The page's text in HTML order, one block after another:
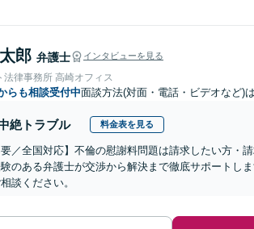
郎 弁護士 インタビューを見る
法律事務所 高崎オフィス
らも相談受付中面談方法(対面・電話・ビデオなど)
絶トラブル 料金表を見る
要／全国対応】不倫の慰謝料問題は請求したい方・
のある弁護士が交渉から解決まで徹底サポートし
談ください。